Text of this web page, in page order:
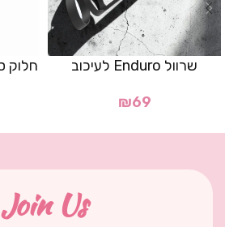
שרוול Enduro לעיכוב
₪69
Join Us